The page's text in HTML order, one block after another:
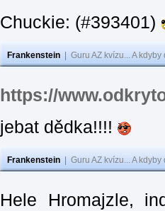
Chuckie: (#393401)
Frankenstein Guru AZ kvízu... A
https://
jebat dědka!!!!
Frankenstein Guru AZ kvízu... A
Hele Hromajzle,